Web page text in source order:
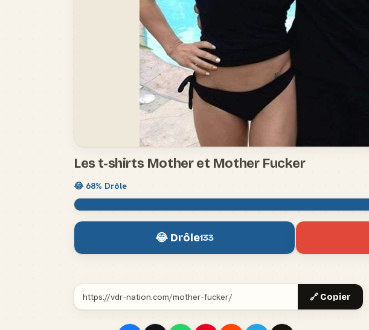
Les t-shirts Mother et Mother Fucker
😂 68% Drôle
😂 Drôle133
🔗 Copier